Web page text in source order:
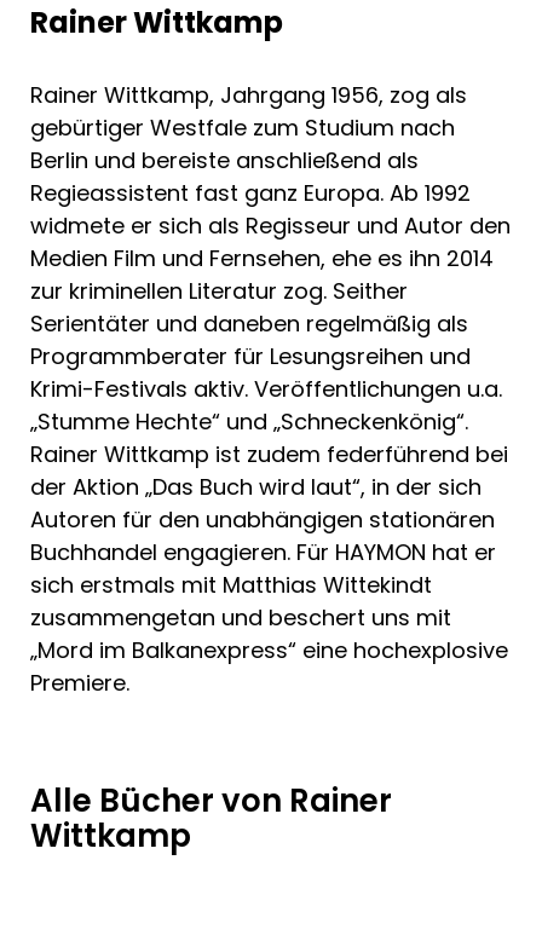
Rainer Wittkamp
Rainer Wittkamp, Jahrgang 1956, zog als
gebürtiger Westfale zum Studium nach
Berlin und bereiste anschließend als
Regieassistent fast ganz Europa. Ab 1992
widmete er sich als Regisseur und Autor den
Medien Film und Fernsehen, ehe es ihn 2014
zur kriminellen Literatur zog. Seither
Serientäter und daneben regelmäßig als
Programmberater für Lesungsreihen und
Krimi-Festivals aktiv. Veröffentlichungen u.a.
„Stumme Hechte“ und „Schneckenkönig“.
Rainer Wittkamp ist zudem federführend bei
der Aktion „Das Buch wird laut“, in der sich
Autoren für den unabhängigen stationären
Buchhandel engagieren. Für HAYMON hat er
sich erstmals mit Matthias Wittekindt
zusammengetan und beschert uns mit
„Mord im Balkanexpress“ eine hochexplosive
Premiere.
Alle Bücher von Rainer
Wittkamp